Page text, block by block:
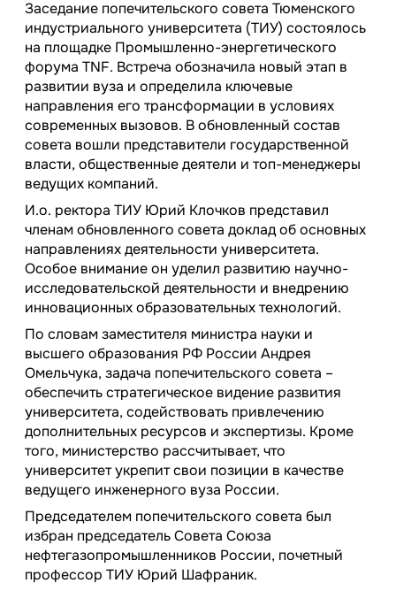
Заседание попечительского совета Тюменского
индустриального университета (ТИУ) состоялось
на площадке Промышленно-энергетического
форума TNF. Встреча обозначила новый этап в
развитии вуза и определила ключевые
направления его трансформации в условиях
современных вызовов. В обновленный состав
совета вошли представители государственной
власти, общественные деятели и топ-менеджеры
ведущих компаний.
И.о. ректора ТИУ Юрий Клочков представил
членам обновленного совета доклад об основных
направлениях деятельности университета.
Особое внимание он уделил развитию научно-
исследовательской деятельности и внедрению
инновационных образовательных технологий.
По словам заместителя министра науки и
высшего образования РФ России Андрея
Омельчука, задача попечительского совета –
обеспечить стратегическое видение развития
университета, содействовать привлечению
дополнительных ресурсов и экспертизы. Кроме
того, министерство рассчитывает, что
университет укрепит свои позиции в качестве
ведущего инженерного вуза России.
Председателем попечительского совета был
избран председатель Совета Союза
нефтегазопромышленников России, почетный
профессор ТИУ Юрий Шафраник.